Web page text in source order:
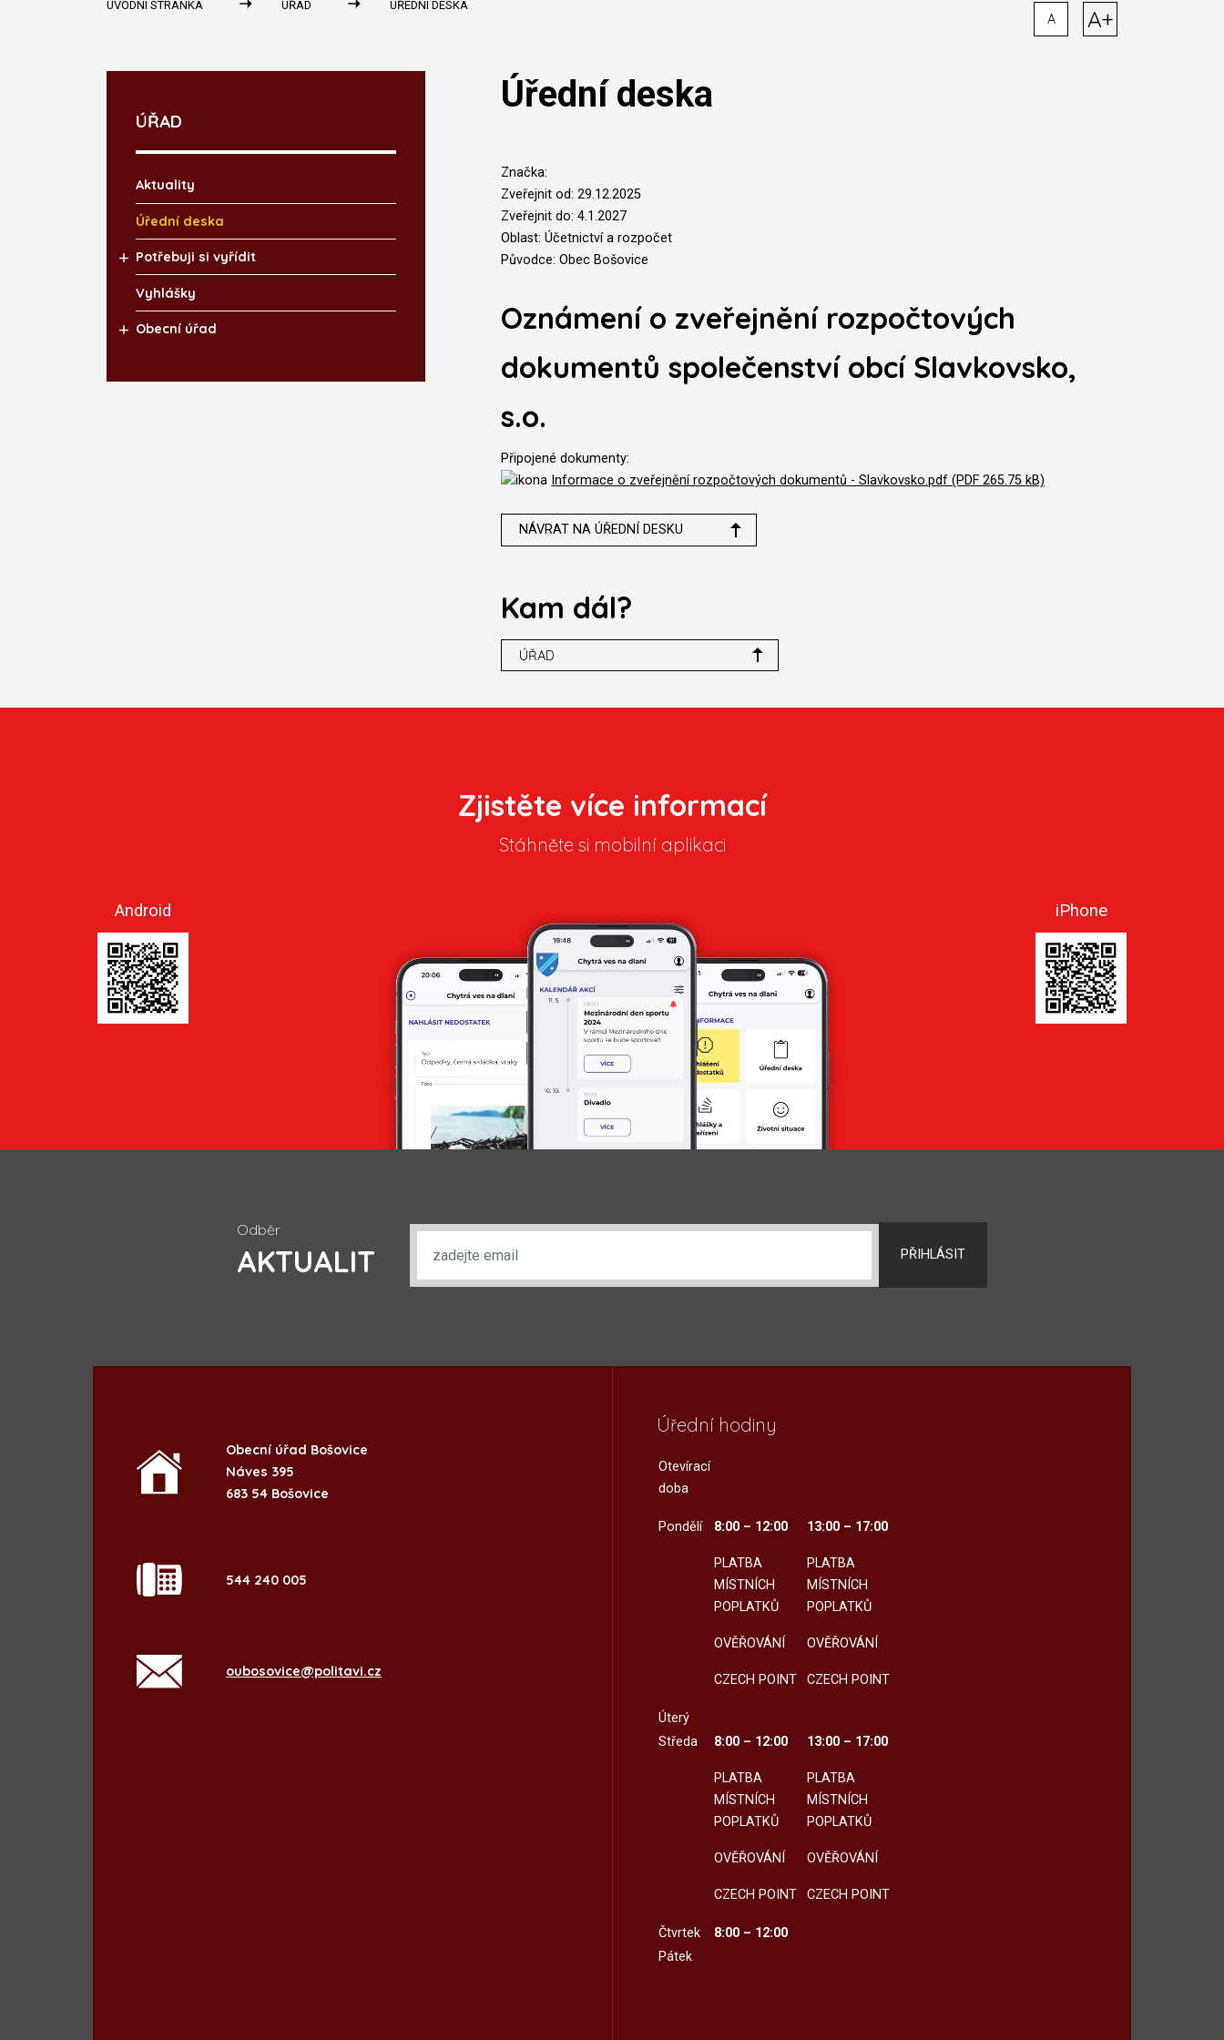
ÚVODNÍ STRÁNKA ÚŘAD ÚŘEDNÍ DESKA
A A+
Úřední deska
Značka:
Zveřejnit od: 29.12.2025
Zveřejnit do: 4.1.2027
Oblast: Účetnictví a rozpočet
Původce: Obec Bošovice
Oznámení o zveřejnění rozpočtových
dokumentů společenství obcí Slavkovsko,
s.o.
Připojené dokumenty:
Informace o zveřejnění rozpočtových dokumentů - Slavkovsko.pdf (PDF 265.75 kB)
NÁVRAT NA ÚŘEDNÍ DESKU
Kam dál?
ÚŘAD
ÚŘAD
Aktuality
Úřední deska
Potřebuji si vyřídit
Vyhlášky
Obecní úřad
Zjistěte více informací
Stáhněte si mobilní aplikaci
Android iPhone
Odběr
AKTUALIT PŘIHLÁSIT
Obecní úřad Bošovice
Náves 395
683 54 Bošovice
544 240 005
oubosovice@politavi.cz
Úřední hodiny
Otevírací
doba
Pondělí 8:00 – 12:00
PLATBA
MÍSTNÍCH
POPLATKŮ
OVĚŘOVÁNÍ
CZECH POINT
13:00 – 17:00
PLATBA
MÍSTNÍCH
POPLATKŮ
OVĚŘOVÁNÍ
CZECH POINT
Úterý
Středa
8:00 – 12:00
PLATBA
MÍSTNÍCH
POPLATKŮ
OVĚŘOVÁNÍ
CZECH POINT
13:00 – 17:00
PLATBA
MÍSTNÍCH
POPLATKŮ
OVĚŘOVÁNÍ
CZECH POINT
Čtvrtek
8:00 – 12:00
Pátek